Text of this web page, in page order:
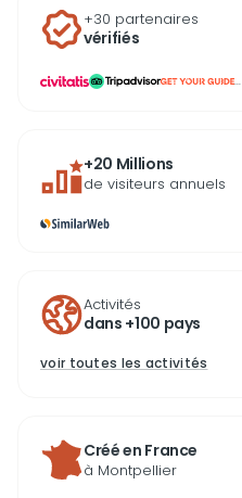
+30 partenaires
vérifiés
...
+20 Millions
de visiteurs annuels
Activités
dans +100 pays
voir toutes les activités
Créé en France
à Montpellier